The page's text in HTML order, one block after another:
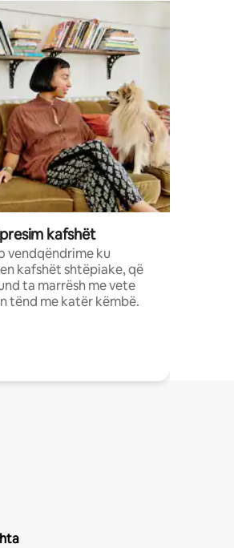
kafshët
vendqëndrime ku
kafshët shtëpiake, që
ta marrësh me vete
tënd me katër këmbë.